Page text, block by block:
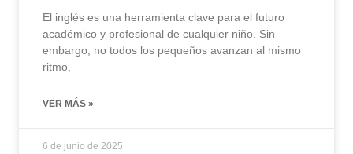
El inglés es una herramienta clave para el futuro
académico y profesional de cualquier niño. Sin
embargo, no todos los pequeños avanzan al mismo
ritmo,
VER MÁS »
6 de junio de 2025